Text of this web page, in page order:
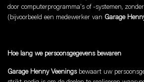
door computerprogramma's of -systemen,
(bijvoorbeeld een medewerker van Garage
Hoe lang we persoonsgegevens bewaren
Garage Henny Veeningsbewaart uw